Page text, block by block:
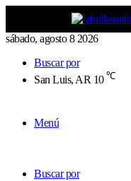
sábado, agosto 8 2026
Buscar por
San Luis, AR 10 ℃
Menú
Buscar por